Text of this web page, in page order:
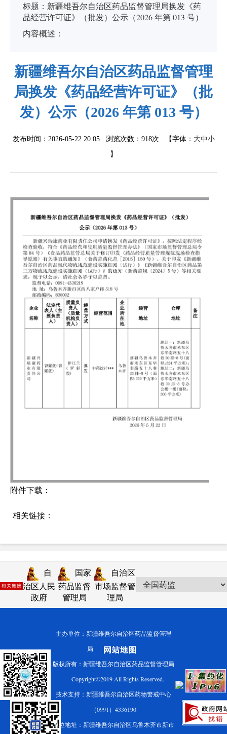
标题： 新疆维吾尔自治区药品监督管理局换发《药
品经营许可证》（批发）公示（2026 年第 013 号）
内容概述：
新疆维吾尔自治区药品监督管理
局换发《药品经营许可证》（批
发）公示（2026 年第 013 号）
发布时间：2026-05-22 20:05 浏览次数： 918次 【字体： 大中小
】
附件下载：
相关链接：
自
治区人民
政府
国家
药品监督
管理局
自治区
市场监督管
理局
主办单位：新疆维吾尔自治区药品监督管理
局
版权所有：新疆维吾尔自治区药品监督管理局
Copyright©2019 All Rights Reserved.
技术支持：新疆维吾尔自治区药物警戒中心
（0991）4336190
单位地址：新疆维吾尔自治区乌鲁木齐市新市